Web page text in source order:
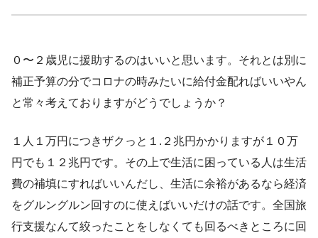
０〜２歳児に援助するのはいいと思います。それとは別に
補正予算の分でコロナの時みたいに給付金配ればいいやん
と常々考えておりますがどうでしょうか？
１人１万円につきザクっと１.２兆円かかりますが１０万
円でも１２兆円です。その上で生活に困っている人は生活
費の補填にすればいいんだし、生活に余裕があるなら経済
をグルングルン回すのに使えばいいだけの話です。全国旅
行支援なんて絞ったことをしなくても回るべきところに回